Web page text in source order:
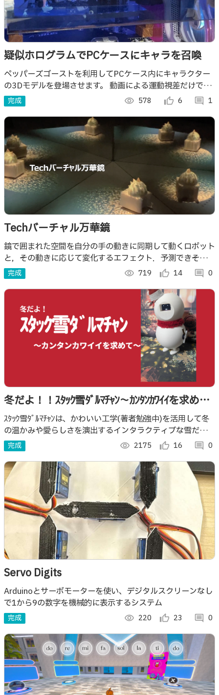
疑似ホログラムでPCケースにキャラを召喚
ペッパーズゴーストを利用してPCケース内にキャラクター
の3Dモデルを登場させます。 動画による運動視差だけでは
像が浮いてる感があまり伝わりませんが気合いで感じてくだ
さい。
完成 visibility 578 thumb_up_alt 6 comment 1
Techバーチャル万華鏡
鏡で囲まれた空間を自分の手の動きに同期して動くロボット
と，その動きに応じて変化するエフェクト．予測できそうで
できないモノの動きと映像の動きを，体の動きとともに感じ
る空間を体験できます．
完成 visibility 719 thumb_up_alt 14 comment 0
冬だよ！！ｽﾀｯｸ雪ﾀﾞﾙﾏﾁｬﾝ〜ｶﾝﾀﾝｶﾜｲｲを求め
て〜
ｽﾀｯｸ雪ﾀﾞﾙﾏﾁｬﾝは、かわいい工学(著者勉強中)を活用して冬
の温かみや愛らしさを演出するインタラクティブな雪だるま
型デバイスを作ろうと頑張りました！！ ぜひ動画見てくだ
さい！
完成 visibility 2175 thumb_up_alt 16 comment 0
Servo Digits
Arduinoとサーボモーターを使い、デジタルスクリーンなし
で1から9の数字を機械的に表示するシステム
完成 visibility 220 thumb_up_alt 23 comment 0